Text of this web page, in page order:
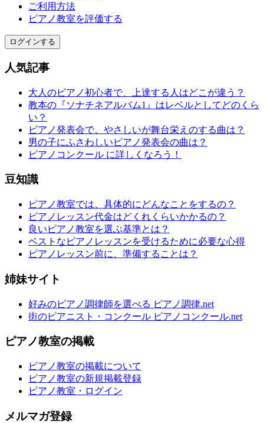
ご利用方法
ピアノ教室を評価する
ログインする
人気記事
大人のピアノ初心者で、上達する人はどこが違う？
教本の『ソナチネアルバム1』はレベルとしてどのくら
い？
ピアノ発表会で、やさしいが舞台栄えのする曲は？
男の子にふさわしいピアノ発表会の曲は？
ピアノコンクール に詳しくなろう！
豆知識
ピアノ教室では、具体的にどんなことをするの？
ピアノレッスン代金はどくれくらいかかるの？
良いピアノ教室を選ぶ基準とは？
ベストなピアノレッスンを受けるために必要な心得
ピアノレッスン前に、準備することは？
姉妹サイト
好みのピアノ調律師を選べる ピアノ調律.net
街のピアニスト・コンクール ピアノコンクール.net
ピアノ教室の掲載
ピアノ教室の掲載について
ピアノ教室の新規掲載登録
ピアノ教室・ログイン
メルマガ登録